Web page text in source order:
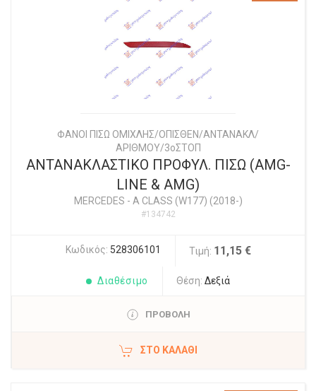
ΦΑΝΟΙ ΠΙΣΩ ΟΜΙΧΛΗΣ/ΟΠΙΣΘΕΝ/ΑΝΤΑΝΑΚΛ/
ΑΡΙΘΜΟΥ/3οΣΤΟΠ
ΑΝΤΑΝΑΚΛΑΣΤΙΚΟ ΠΡΟΦΥΛ. ΠΙΣΩ (AMG-
LINE & AMG)
MERCEDES - A CLASS (W177) (2018-)
#134742
Κωδικός: 528306101 Τιμή: 11,15 €
Διαθέσιμο Θέση: Δεξιά
ΠΡΟΒΟΛΗ
ΣΤΟ ΚΑΛΆΘΙ